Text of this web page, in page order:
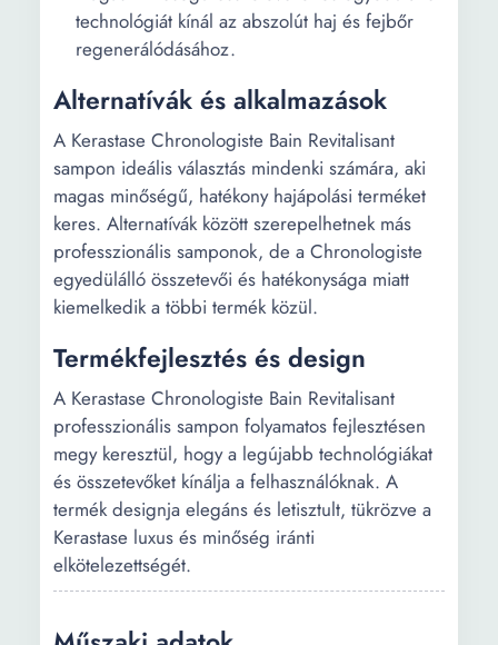
technológiát kínál az abszolút haj és fejbőr
regenerálódásához.
Alternatívák és alkalmazások
A Kerastase Chronologiste Bain Revitalisant
sampon ideális választás mindenki számára, aki
magas minőségű, hatékony hajápolási terméket
keres. Alternatívák között szerepelhetnek más
professzionális samponok, de a Chronologiste
egyedülálló összetevői és hatékonysága miatt
kiemelkedik a többi termék közül.
Termékfejlesztés és design
A Kerastase Chronologiste Bain Revitalisant
professzionális sampon folyamatos fejlesztésen
megy keresztül, hogy a legújabb technológiákat
és összetevőket kínálja a felhasználóknak. A
termék designja elegáns és letisztult, tükrözve a
Kerastase luxus és minőség iránti
elkötelezettségét.